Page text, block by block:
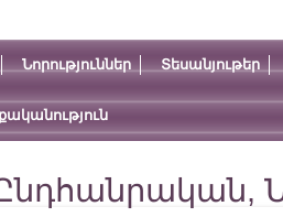
Նորություններ Տեսանյութեր
,